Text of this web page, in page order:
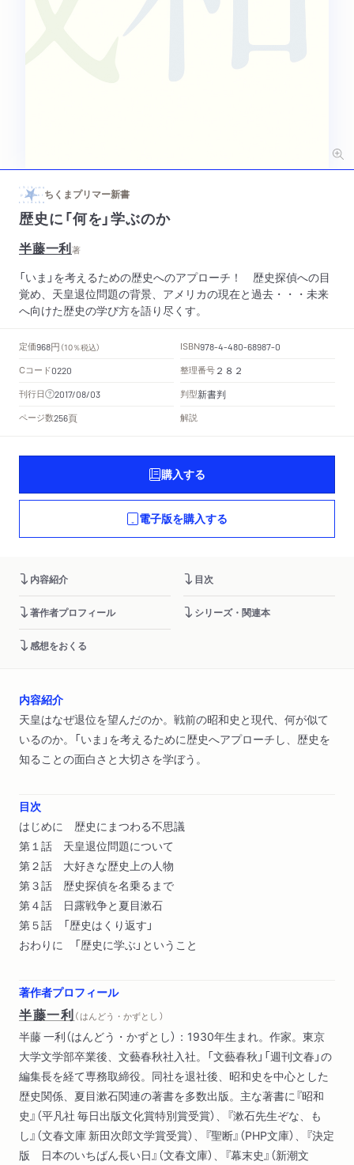
ちくまプリマー新書
歴史に「何を」学ぶのか
半藤一利著
「いま」を考えるための歴史へのアプローチ！ 歴史探偵への目
覚め、天皇退位問題の背景、アメリカの現在と過去・・・未来
へ向けた歴史の学び方を語り尽くす。
定価968円 （10％税込） ISBN978-4-480-68987-0
Cコード0220 整理番号 ２８２
刊行日 2017/08/03 判型新書判
ページ数256頁 解説
購入する
電子版を購入する
内容紹介 目次
著作者プロフィール シリーズ・関連本
感想をおくる
内容紹介
天皇はなぜ退位を望んだのか。戦前の昭和史と現代、何が似て
いるのか。「いま」を考えるために歴史へアプローチし、歴史を
知ることの面白さと大切さを学ぼう。
目次
はじめに 歴史にまつわる不思議
第１話 天皇退位問題について
第２話 大好きな歴史上の人物
第３話 歴史探偵を名乗るまで
第４話 日露戦争と夏目漱石
第５話 「歴史はくり返す」
おわりに 「歴史に学ぶ」ということ
著作者プロフィール
半藤一利（ はんどう・かずとし ）
半藤 一利（はんどう・かずとし）：1930年生まれ。作家。東京
大学文学部卒業後、文藝春秋社入社。「文藝春秋」「週刊文春」の
編集長を経て専務取締役。同社を退社後、昭和史を中心とした
歴史関係、夏目漱石関連の著書を多数出版。主な著書に『昭和
史』（平凡社 毎日出版文化賞特別賞受賞）、『漱石先生ぞな、も
し』（文春文庫 新田次郎文学賞受賞）、『聖断』（PHP文庫）、『決定
版 日本のいちばん長い日』（文春文庫）、『幕末史』（新潮文